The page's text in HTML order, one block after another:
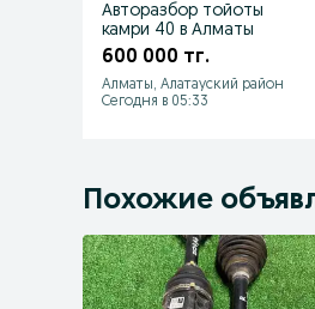
Авторазбор тойоты
камри 40 в Алматы
600 000 тг.
Алматы, Алатауский район
Сегодня в 05:33
Похожие